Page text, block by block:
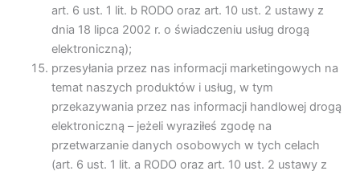
art. 6 ust. 1 lit. b RODO oraz art. 10 ust. 2 ustawy z
dnia 18 lipca 2002 r. o świadczeniu usług drogą
elektroniczną);
przesyłania przez nas informacji marketingowych na
temat naszych produktów i usług, w tym
przekazywania przez nas informacji handlowej drogą
elektroniczną – jeżeli wyraziłeś zgodę na
przetwarzanie danych osobowych w tych celach
(art. 6 ust. 1 lit. a RODO oraz art. 10 ust. 2 ustawy z